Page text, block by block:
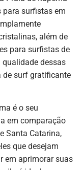
para surfistas em
além de
para surfistas de
qualidade dessas
de surf gratificante
é o seu
em comparação
Santa Catarina,
que desejam
em aprimorar suas